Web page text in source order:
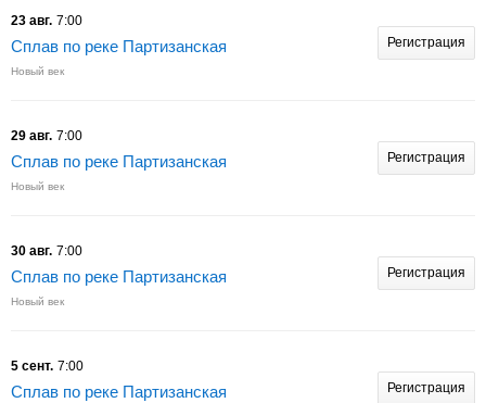
23 авг. 7:00
Сплав по реке Партизанская
Новый век
Регистрация
29 авг. 7:00
Сплав по реке Партизанская
Новый век
Регистрация
30 авг. 7:00
Сплав по реке Партизанская
Новый век
Регистрация
5 сент. 7:00
Сплав по реке Партизанская Регистрация